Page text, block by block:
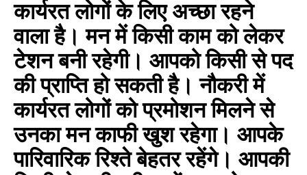
कार्यरत लोगों के लिए अच्छा रहने
वाला है। मन में किसी काम को लेकर
टेशन बनी रहेगी। आपको किसी से पद
की प्राप्ति हो सकती है। नौकरी में
कार्यरत लोगों को प्रमोशन मिलने से
उनका मन काफी खुश रहेगा। आपके
पारिवारिक रिश्ते बेहतर रहेंगे। आपकी